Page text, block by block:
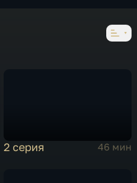
2 серия 46 мин